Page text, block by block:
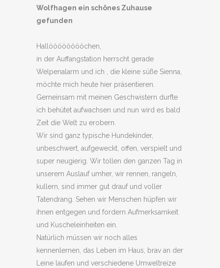
Wolfhagen ein schönes Zuhause
gefunden
Hallööööööööchen,
in der Auffangstation herrscht gerade
Welpenalarm und ich , die kleine süße Sienna,
möchte mich heute hier präsentieren.
Gemeinsam mit meinen Geschwistern durfte
ich behütet aufwachsen und nun wird es bald
Zeit die Welt zu erobern.
Wir sind ganz typische Hundekinder,
unbeschwert, aufgeweckt, offen, verspielt und
super neugierig. Wir tollen den ganzen Tag in
unserem Auslauf umher, wir rennen, rangeln,
kullern, sind immer gut drauf und voller
Tatendrang. Sehen wir Menschen hüpfen wir
ihnen entgegen und fordern Aufmerksamkeit
und Kuscheleinheiten ein.
Natürlich müssen wir noch alles
kennenlernen, das Leben im Haus, brav an der
Leine laufen und verschiedene Umweltreize